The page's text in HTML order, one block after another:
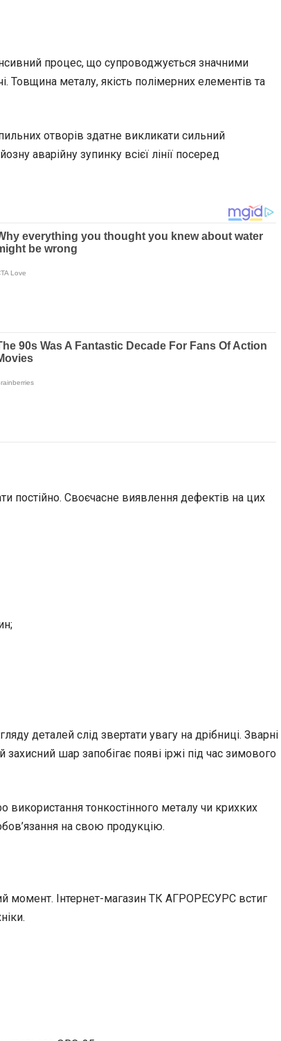
процес, що супроводжується значними
металу, якість полімерних елементів та
отворів здатне викликати сильний
аварійну зупинку всієї лінії посеред
постійно. Своєчасне виявлення дефектів на цих
деталей слід звертати увагу на дрібниці. Зварні
шар запобігає появі іржі під час зимового
тонкостінного металу чи крихких
на свою продукцію.
момент. Інтернет-магазин ТК АГРОРЕСУРС встиг